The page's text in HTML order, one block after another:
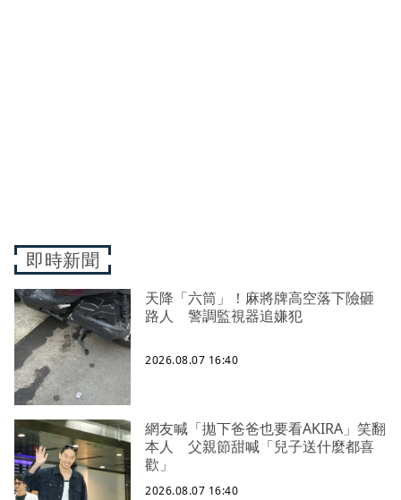
即時新聞
天降「六筒」！麻將牌高空落下險砸
路人 警調監視器追嫌犯
2026.08.07 16:40
網友喊「拋下爸爸也要看AKIRA」笑翻
本人 父親節甜喊「兒子送什麼都喜
歡」
2026.08.07 16:40